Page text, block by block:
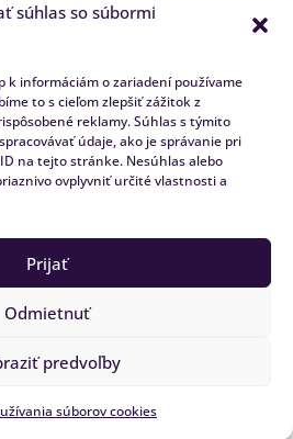
súhlas so súbormi
k informáciám o zariadení používame
to s cieľom zlepšiť zážitok z
reklamy. Súhlas s týmito
údaje, ako je správanie pri
na tejto stránke. Nesúhlas alebo
ovplyvniť určité vlastnosti a
Prijať
Odmietnuť
predvoľby
súborov cookies
Lapáš 689
04 Veľký Lapáš
54 006 261
2121547241
SK2121547241
903 632 981
| Vytvoril